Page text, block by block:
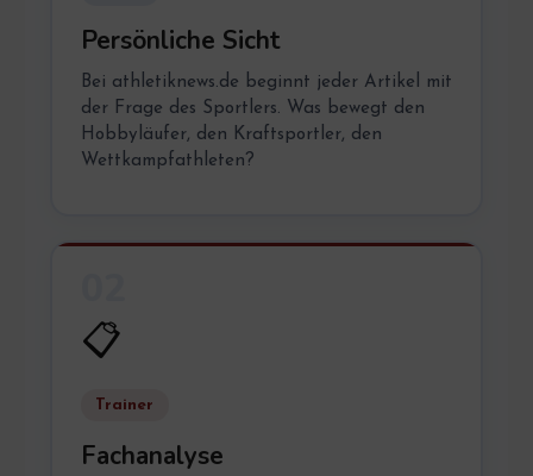
Persönliche Sicht
Bei athletiknews.de beginnt jeder Artikel mit
der Frage des Sportlers. Was bewegt den
Hobbyläufer, den Kraftsportler, den
Wettkampfathleten?
📋
Trainer
Fachanalyse